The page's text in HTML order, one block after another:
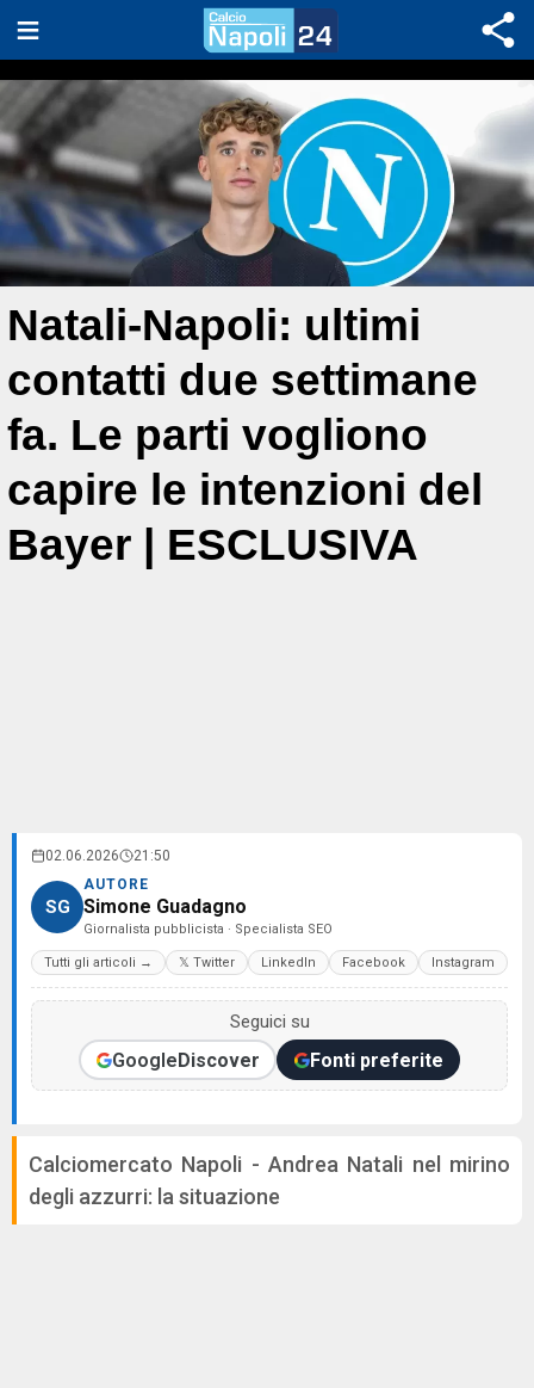
Natali-Napoli: ultimi
contatti due settimane
fa. Le parti vogliono
capire le intenzioni del
Bayer | ESCLUSIVA
02.06.2026 21:50
SG
AUTORE
Simone Guadagno
Giornalista pubblicista · Specialista SEO
Tutti gli articoli → 𝕏 Twitter LinkedIn Facebook Instagram
Seguici su
GoogleDiscover Fonti preferite
Calciomercato Napoli - Andrea Natali nel mirino
degli azzurri: la situazione